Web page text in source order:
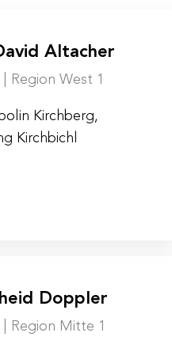
Altacher
Region West 1
Kirchberg,
Kirchbichl
Doppler
Region Mitte 1